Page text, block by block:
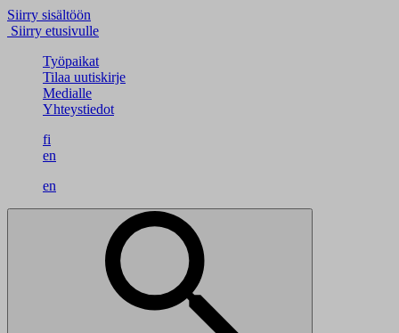
Siirry sisältöön
Siirry etusivulle
Työpaikat
Tilaa uutiskirje
Medialle
Yhteystiedot
fi
en
en